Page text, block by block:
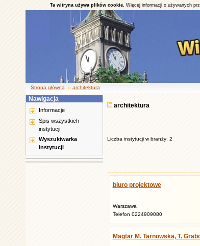
Ta witryna używa plików cookie. Więcej informacji o używanych
Strona główna architektura
Nawigacja
Informacje
Spis wszystkich
instytucji
Wyszukiwarka
instytucji
architektura
Liczba instytucji w branży: 2
biuro projektowe
Warszawa
Telefon 0224909080
Magtar M. Tarnowska, T.